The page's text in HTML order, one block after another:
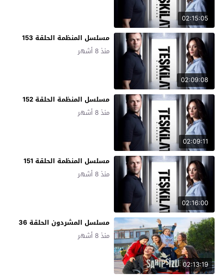
02:15:05
02:09:08
مسلسل المنظمة الحلقة 153
منذ 8 أشهر
02:09:11
مسلسل المنظمة الحلقة 152
منذ 8 أشهر
02:16:00
مسلسل المنظمة الحلقة 151
منذ 8 أشهر
02:13:19
مسلسل المشردون الحلقة 36
منذ 8 أشهر